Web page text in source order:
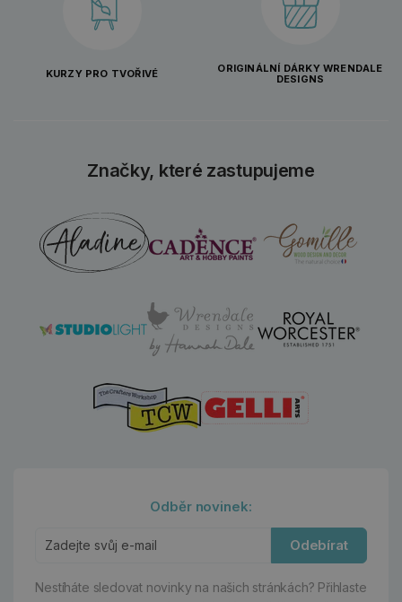
KURZY PRO TVOŘIVÉ
ORIGINÁLNÍ DÁRKY WRENDALE
DESIGNS
Značky, které zastupujeme
Odběr novinek:
Odebírat
Nestíháte sledovat novinky na našich stránkách? Přihlaste